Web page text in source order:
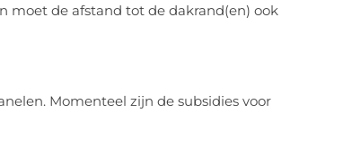
moet de afstand tot de dakrand(en) ook
Momenteel zijn de subsidies voor